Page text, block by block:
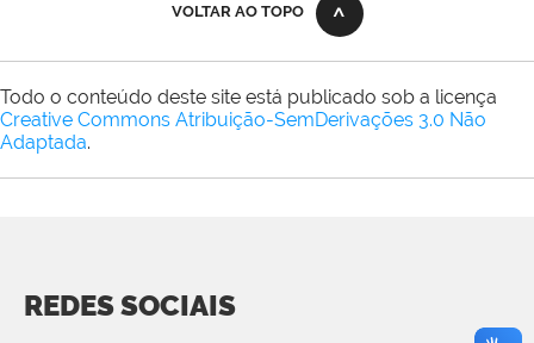
VOLTAR AO TOPO
Todo o conteúdo deste site está publicado sob a licença
Creative Commons Atribuição-SemDerivações 3.0 Não
Adaptada.
REDES SOCIAIS